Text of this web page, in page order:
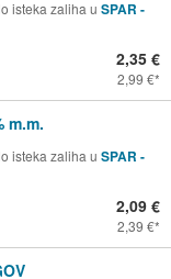
isteka zaliha u SPAR -
2,35 €
2,99 €
m.m.
isteka zaliha u SPAR -
2,09 €
2,39 €